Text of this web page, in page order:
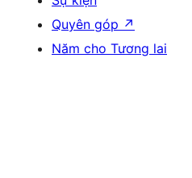
Quyên góp ↗
Năm cho Tương lai